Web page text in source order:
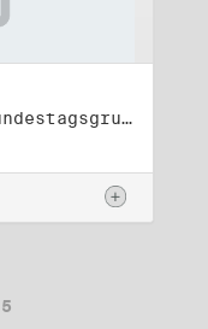
Titel: Unterlagen der Bundestagsgruppe und -fraktion Bündnis 90/Die Grünen (4)
5